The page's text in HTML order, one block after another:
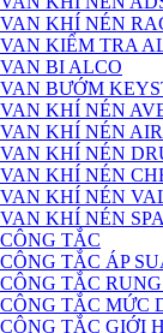
VAN KHÍ NÉN
VAN KIỂM TRA
VAN BI ALCO
VAN BƯỚM
VAN KHÍ NÉN
VAN KHÍ NÉN
VAN KHÍ NÉN
VAN KHÍ NÉN
VAN KHÍ NÉN
VAN KHÍ NÉN
CÔNG TẮC
CÔNG TẮC ÁP
CÔNG TẮC
CÔNG TẮC MỨC
CÔNG TẮC GIỚI